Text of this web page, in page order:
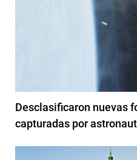
Desclasificaron nuevas
capturadas por